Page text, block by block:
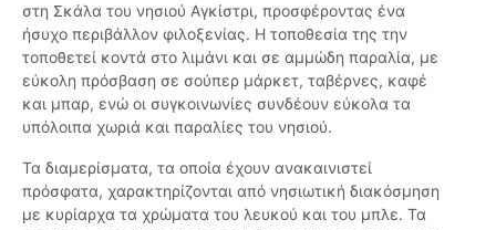
στη Σκάλα του νησιού Αγκίστρι, προσφέροντας ένα
ήσυχο περιβάλλον φιλοξενίας. Η τοποθεσία της την
τοποθετεί κοντά στο λιμάνι και σε αμμώδη παραλία, με
εύκολη πρόσβαση σε σούπερ μάρκετ, ταβέρνες, καφέ
και μπαρ, ενώ οι συγκοινωνίες συνδέουν εύκολα τα
υπόλοιπα χωριά και παραλίες του νησιού.
Τα διαμερίσματα, τα οποία έχουν ανακαινιστεί
πρόσφατα, χαρακτηρίζονται από νησιωτική διακόσμηση
με κυρίαρχα τα χρώματα του λευκού και του μπλε. Τα